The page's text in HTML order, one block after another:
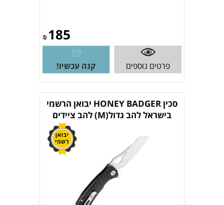
₪185
פרטים נוספים קנה עכשיו!
סכין HONEY BADGER יבואן הרשמי
בישראל להב גדול(M) להב ציידים